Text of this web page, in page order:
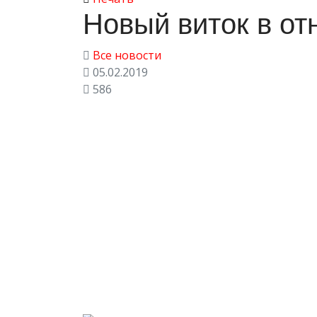
Новый виток в
Все новости
05.02.2019
586